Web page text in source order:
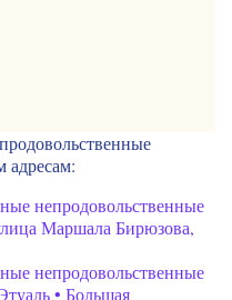
адресам:
непродовольственные
Маршала Бирюзова,
непродовольственные
• Большая